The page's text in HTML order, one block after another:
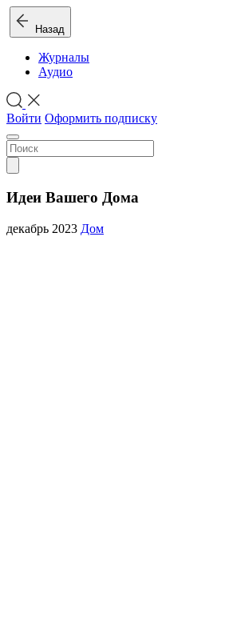
Назад
Журналы
Аудио
Войти Оформить подписку
Идеи Вашего Дома
декабрь 2023 Дом